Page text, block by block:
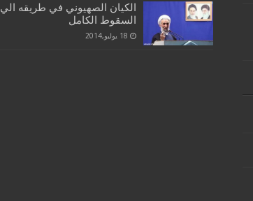
الكيان الصهيوني في طريقه الي
السقوط الكامل
18 يوليو,2014